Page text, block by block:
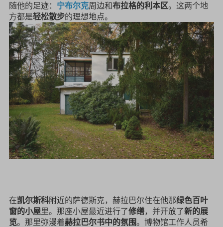
随他的足迹： 宁布尔克周边和布拉格的利本区。这两个地
方都是轻松散步的理想地点。
在凯尔斯科附近的萨德斯克，赫拉巴尔住在他那绿色百叶
窗的小屋里。那座小屋最近进行了修缮，并开放了新的展
览。那里弥漫着赫拉巴尔书中的氛围。博物馆工作人员希